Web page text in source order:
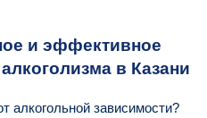
и эффективное
в Казани
алкогольной зависимости?